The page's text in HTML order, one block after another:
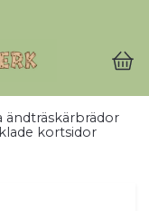
ändträskärbrädor
kortsidor